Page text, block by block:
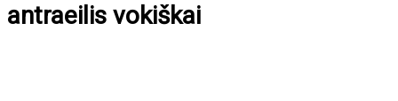
antraeilis vokiškai